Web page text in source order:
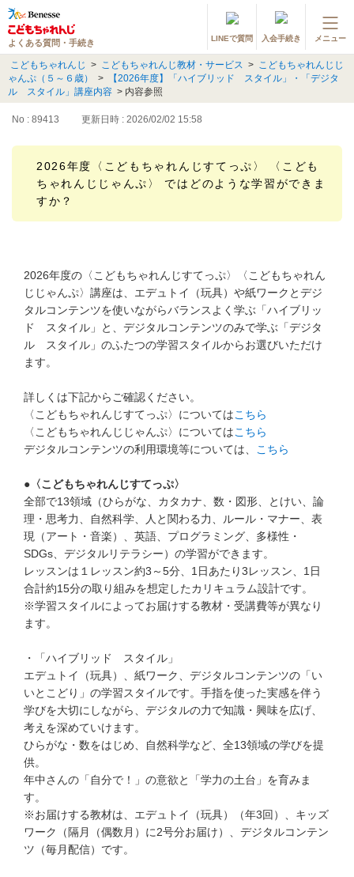
よくある質問・手続き LINEで質問 入会手続き メニュー
登録情報の変更・各種お手続き
会員ページへログイン
お客様サポート(手続き・照会)
よくある質問・お問い合わせ
カテゴリーから探す
お問い合わせ窓口
他の講座のよくある質問・手続きはこちら
進研ゼミ 小学講座
進研ゼミ 中学講座
進研ゼミ 高校講座
会員サイトはこちら
こどもちゃれんじ > こどもちゃれんじ教材・サービス > こどもちゃれんじじ
ゃんぷ（５～６歳）
>
【2026年度】「ハイブリッド スタイル」・「デジタ
ル スタイル」講座内容 > 内容参照
No : 89413 更新日時 : 2026/02/02 15:58
2026年度〈こどもちゃれんじすてっぷ〉 〈こども
ちゃれんじじゃんぷ〉 ではどのような学習ができま
すか？
2026年度の〈こどもちゃれんじすてっぷ〉〈こどもちゃれん
じじゃんぷ〉講座は、エデュトイ（玩具）や紙ワークとデジ
タルコンテンツを使いながらバランスよく学ぶ「ハイブリッ
ド スタイル」と、デジタルコンテンツのみで学ぶ「デジタ
ル スタイル」のふたつの学習スタイルからお選びいただけ
ます。
詳しくは下記からご確認ください。
〈こどもちゃれんじすてっぷ〉についてはこちら
〈こどもちゃれんじじゃんぷ〉についてはこちら
デジタルコンテンツの利用環境等については、
こちら
●〈こどもちゃれんじすてっぷ〉
全部で13領域（ひらがな、カタカナ、数・図形、とけい、論
理・思考力、自然科学、人と関わる力、ルール・マナー、表
現（アート・音楽）、英語、プログラミング、多様性・
SDGs、デジタルリテラシー）の学習ができます。
レッスンは１レッスン約3～5分、1日あたり3レッスン、1日
合計約15分の取り組みを想定したカリキュラム設計です。
※学習スタイルによってお届けする教材・受講費等が異なり
ます。
・「ハイブリッド スタイル」
エデュトイ（玩具）、紙ワーク、デジタルコンテンツの「い
いとこどり」の学習スタイルです。手指を使った実感を伴う
学びを大切にしながら、デジタルの力で知識・興味を広げ、
考えを深めていけます。
ひらがな・数をはじめ、自然科学など、全13領域の学びを提
供。
年中さんの「自分で！」の意欲と「学力の土台」を育みま
す。
※お届けする教材は、エデュトイ（玩具）（年3回）、キッズ
ワーク（隔月（偶数月）に2号分お届け）、デジタルコンテン
ツ（毎月配信）です。